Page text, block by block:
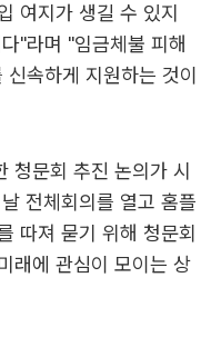
여지가 생길 수 있지
"라며 "임금체불 피해
속하게 지원하는 것이
청문회 추진 논의가 시
전체회의를 열고 홈플
따져 묻기 위해 청문회
래에 관심이 모이는 상